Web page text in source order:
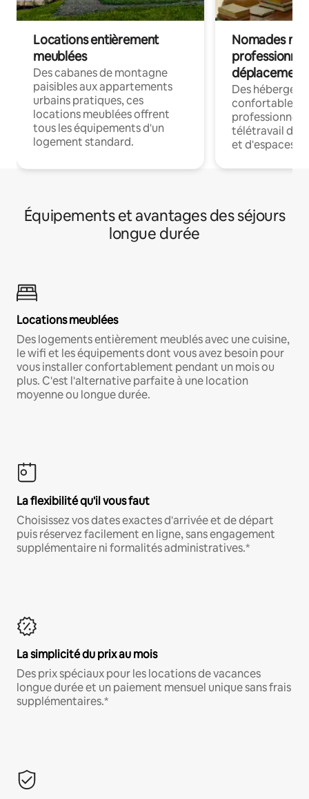
Locations entièrement
meublées
Des cabanes de montagne
paisibles aux appartements
urbains pratiques, ces
locations meublées offrent
tous les équipements d'un
logement standard.
Nomades
déplacement
Des
confortables
professionnels
télétravail
et d'espaces
Équipements et avantages des séjours
longue durée
Locations meublées
Des logements entièrement meublés avec une cuisine,
le wifi et les équipements dont vous avez besoin pour
vous installer confortablement pendant un mois ou
plus. C'est l'alternative parfaite à une location
moyenne ou longue durée.
La flexibilité qu'il vous faut
Choisissez vos dates exactes d'arrivée et de départ
puis réservez facilement en ligne, sans engagement
supplémentaire ni formalités administratives.*
La simplicité du prix au mois
Des prix spéciaux pour les locations de vacances
longue durée et un paiement mensuel unique sans frais
supplémentaires.*